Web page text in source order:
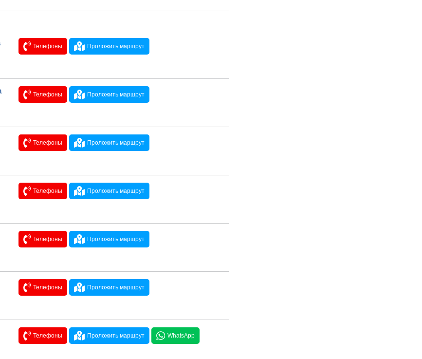
Телефоны Проложить маршрут
Телефоны Проложить маршрут
Телефоны Проложить маршрут
Телефоны Проложить маршрут
Телефоны Проложить маршрут
Телефоны Проложить маршрут
Телефоны Проложить маршрут WhatsApp